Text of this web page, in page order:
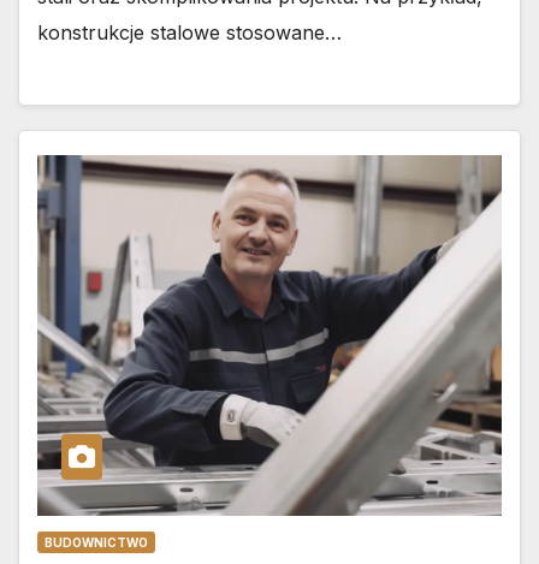
konstrukcje stalowe stosowane…
BUDOWNICTWO